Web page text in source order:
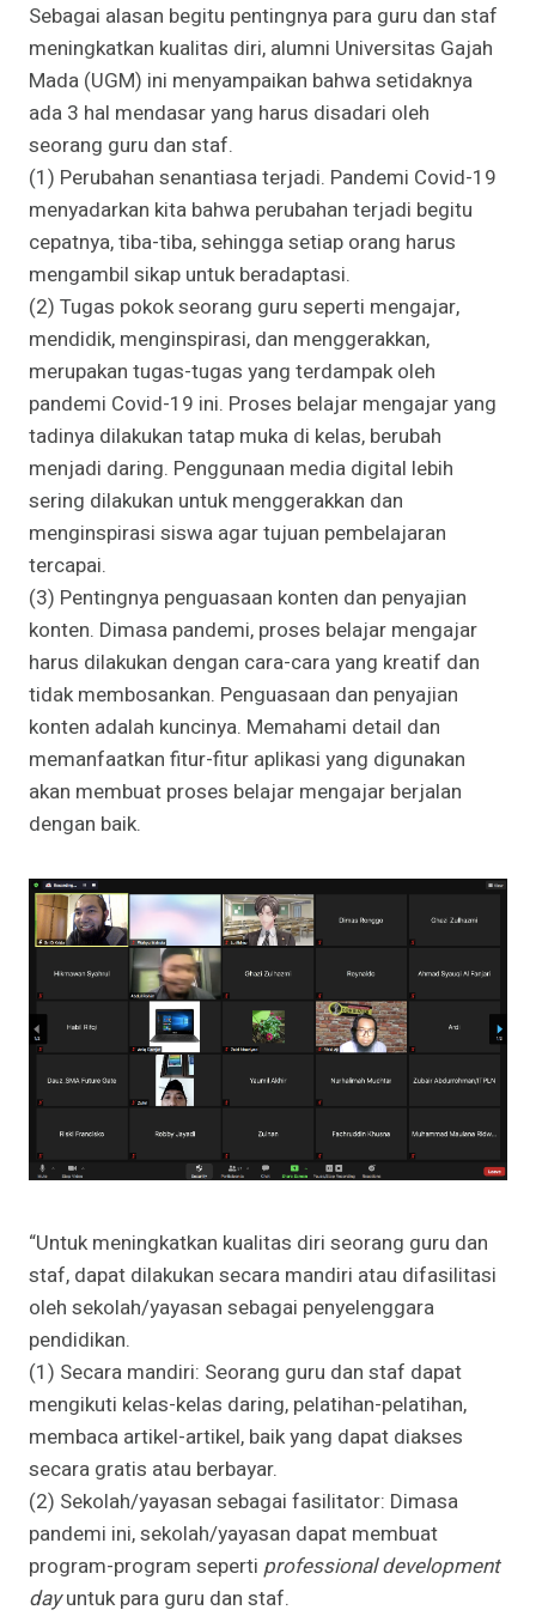
Sebagai alasan begitu pentingnya para guru dan staf
meningkatkan kualitas diri, alumni Universitas Gajah
Mada (UGM) ini menyampaikan bahwa setidaknya
ada 3 hal mendasar yang harus disadari oleh
seorang guru dan staf.
(1) Perubahan senantiasa terjadi. Pandemi Covid-19
menyadarkan kita bahwa perubahan terjadi begitu
cepatnya, tiba-tiba, sehingga setiap orang harus
mengambil sikap untuk beradaptasi.
(2) Tugas pokok seorang guru seperti mengajar,
mendidik, menginspirasi, dan menggerakkan,
merupakan tugas-tugas yang terdampak oleh
pandemi Covid-19 ini. Proses belajar mengajar yang
tadinya dilakukan tatap muka di kelas, berubah
menjadi daring. Penggunaan media digital lebih
sering dilakukan untuk menggerakkan dan
menginspirasi siswa agar tujuan pembelajaran
tercapai.
(3) Pentingnya penguasaan konten dan penyajian
konten. Dimasa pandemi, proses belajar mengajar
harus dilakukan dengan cara-cara yang kreatif dan
tidak membosankan. Penguasaan dan penyajian
konten adalah kuncinya. Memahami detail dan
memanfaatkan fitur-fitur aplikasi yang digunakan
akan membuat proses belajar mengajar berjalan
dengan baik.
“Untuk meningkatkan kualitas diri seorang guru dan
staf, dapat dilakukan secara mandiri atau difasilitasi
oleh sekolah/yayasan sebagai penyelenggara
pendidikan.
(1) Secara mandiri: Seorang guru dan staf dapat
mengikuti kelas-kelas daring, pelatihan-pelatihan,
membaca artikel-artikel, baik yang dapat diakses
secara gratis atau berbayar.
(2) Sekolah/yayasan sebagai fasilitator: Dimasa
pandemi ini, sekolah/yayasan dapat membuat
program-program seperti professional development
dayuntuk para guru dan staf.